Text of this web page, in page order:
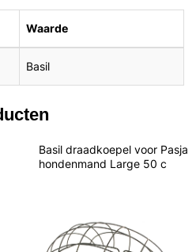
Waarde
Basil
Basil draadkoepel voor Pasja
hondenmand Large 50 c